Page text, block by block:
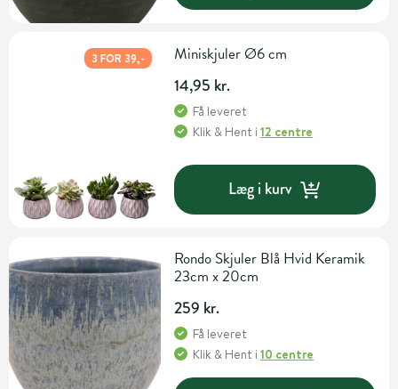
3 FOR 39,- Miniskjuler Ø6 cm
14,95 kr.
Få leveret
Klik & Hent i12 centre
Læg i kurv
Rondo Skjuler Blå Hvid Keramik
23cm x 20cm
259 kr.
Få leveret
Klik & Hent i10 centre